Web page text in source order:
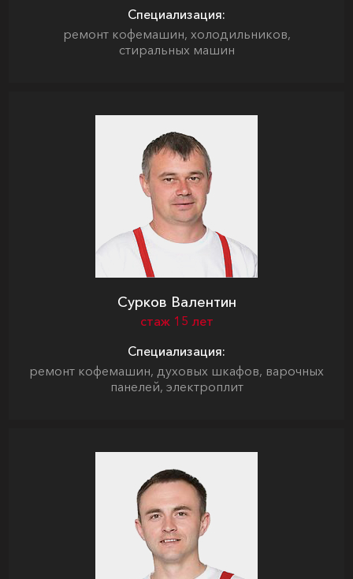
Специализация:
ремонт кофемашин, холодильников,
стиральных машин
Сурков Валентин
стаж 15 лет
Специализация:
ремонт кофемашин, духовых шкафов, варочных
панелей, электроплит